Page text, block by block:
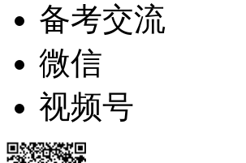
备考交流
微信
视频号